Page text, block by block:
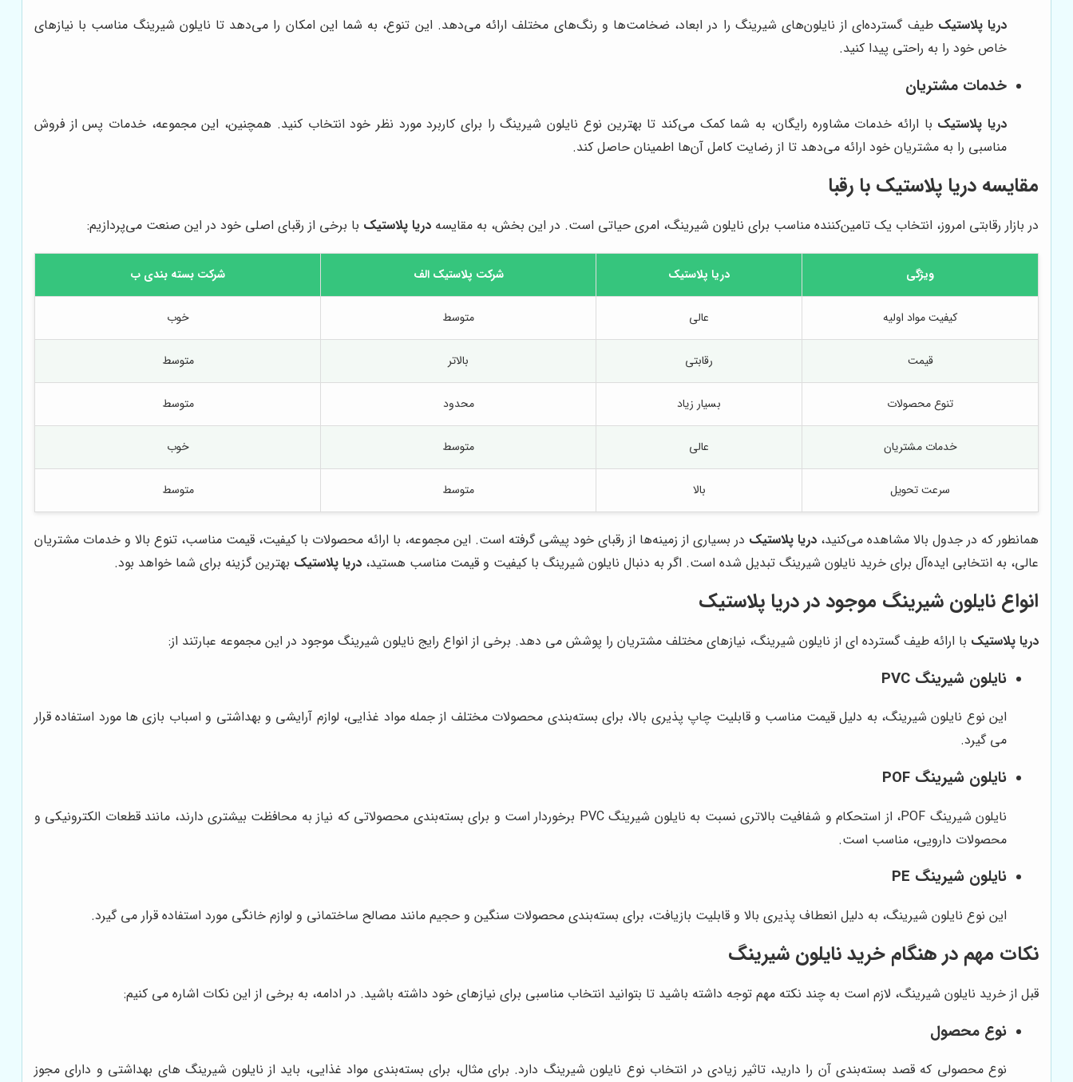
دریا پلاستیک طیف گسترده‌ای از نایلون‌های شیرینگ را در ابعاد، ضخامت‌ها و رنگ‌های مختلف ارائه می‌دهد. این تنوع، به شما این امکان را می‌دهد تا نایلون شیرینگ مناسب با نیازهای
خاص خود را به راحتی پیدا کنید.
خدمات مشتریان
دریا پلاستیک با ارائه خدمات مشاوره رایگان، به شما کمک می‌کند تا بهترین نوع نایلون شیرینگ را برای کاربرد مورد نظر خود انتخاب کنید. همچنین، این مجموعه، خدمات پس از فروش
مناسبی را به مشتریان خود ارائه می‌دهد تا از رضایت کامل آن‌ها اطمینان حاصل کند.
مقایسه دریا پلاستیک با رقبا
در بازار رقابتی امروز، انتخاب یک تامین‌کننده مناسب برای نایلون شیرینگ، امری حیاتی است. در این بخش، به مقایسه دریا پلاستیک با برخی از رقبای اصلی خود در این صنعت می‌پردازیم:
ویژگی دریا پلاستیک شرکت پلاستیک الف شرکت بسته بندی ب
کیفیت مواد اولیه عالی متوسط خوب
قیمت رقابتی بالاتر متوسط
تنوع محصولات بسیار زیاد محدود متوسط
خدمات مشتریان عالی متوسط خوب
سرعت تحویل بالا متوسط متوسط
همانطور که در جدول بالا مشاهده می‌کنید، دریا پلاستیک در بسیاری از زمینه‌ها از رقبای خود پیشی گرفته است. این مجموعه، با ارائه محصولات با کیفیت، قیمت مناسب، تنوع بالا و خدمات مشتریان
عالی، به انتخابی ایده‌آل برای خرید نایلون شیرینگ تبدیل شده است. اگر به دنبال نایلون شیرینگ با کیفیت و قیمت مناسب هستید، دریا پلاستیک بهترین گزینه برای شما خواهد بود.
انواع نایلون شیرینگ موجود در دریا پلاستیک
دریا پلاستیک با ارائه طیف گسترده ای از نایلون شیرینگ، نیازهای مختلف مشتریان را پوشش می دهد. برخی از انواع رایج نایلون شیرینگ موجود در این مجموعه عبارتند از:
نایلون شیرینگ PVC
این نوع نایلون شیرینگ، به دلیل قیمت مناسب و قابلیت چاپ پذیری بالا، برای بسته‌بندی محصولات مختلف از جمله مواد غذایی، لوازم آرایشی و بهداشتی و اسباب بازی ها مورد استفاده قرار
می گیرد.
نایلون شیرینگ POF
نایلون شیرینگ POF، از استحکام و شفافیت بالاتری نسبت به نایلون شیرینگ PVC برخوردار است و برای بسته‌بندی محصولاتی که نیاز به محافظت بیشتری دارند، مانند قطعات الکترونیکی و
محصولات دارویی، مناسب است.
نایلون شیرینگ PE
این نوع نایلون شیرینگ، به دلیل انعطاف پذیری بالا و قابلیت بازیافت، برای بسته‌بندی محصولات سنگین و حجیم مانند مصالح ساختمانی و لوازم خانگی مورد استفاده قرار می گیرد.
نکات مهم در هنگام خرید نایلون شیرینگ
قبل از خرید نایلون شیرینگ، لازم است به چند نکته مهم توجه داشته باشید تا بتوانید انتخاب مناسبی برای نیازهای خود داشته باشید. در ادامه، به برخی از این نکات اشاره می کنیم:
نوع محصول
نوع محصولی که قصد بسته‌بندی آن را دارید، تاثیر زیادی در انتخاب نوع نایلون شیرینگ دارد. برای مثال، برای بسته‌بندی مواد غذایی، باید از نایلون شیرینگ های بهداشتی و دارای مجوز